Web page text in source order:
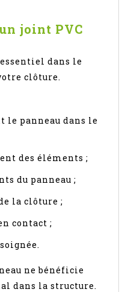
joint PVC
dans le
clôture.
panneau dans le
des éléments ;
du panneau ;
la clôture ;
contact ;
ne bénéficie
dans la structure.